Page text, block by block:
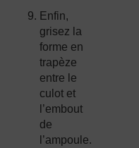
Enfin,
grisez la
forme en
trapèze
entre le
culot et
l’embout
de
l’ampoule.